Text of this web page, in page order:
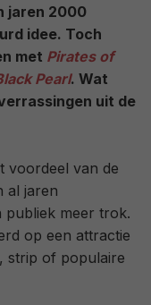
jaren 2000
idee. Toch
met Pirates of
Pearl. Wat
uit de
voordeel van de
al jaren
publiek meer trok.
op een attractie
strip of populaire